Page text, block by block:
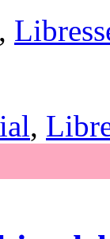
,
,